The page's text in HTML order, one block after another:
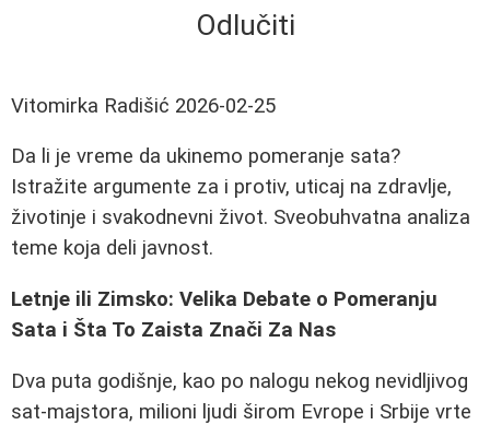
Odlučiti
Vitomirka Radišić 2026-02-25
Da li je vreme da ukinemo pomeranje sata?
Istražite argumente za i protiv, uticaj na zdravlje,
životinje i svakodnevni život. Sveobuhvatna analiza
teme koja deli javnost.
Letnje ili Zimsko: Velika Debate o Pomeranju
Sata i Šta To Zaista Znači Za Nas
Dva puta godišnje, kao po nalogu nekog nevidljivog
sat-majstora, milioni ljudi širom Evrope i Srbije vrte